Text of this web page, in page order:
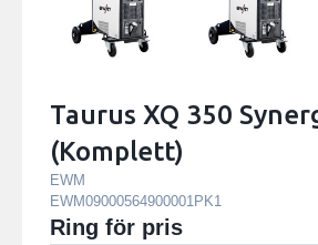
Taurus XQ 350
(Komplett)
EWM
EWM09000564900001PK1
Ring för pris